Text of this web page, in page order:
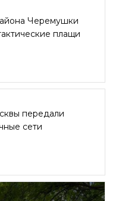
Черемушки
плащи
передали
сети